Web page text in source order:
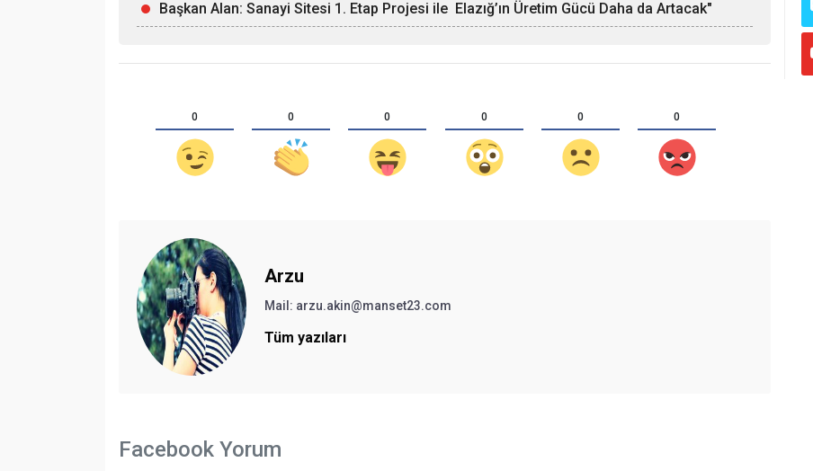
Başkan Alan: Sanayi Sitesi 1. Etap Projesi ile Elazığ’ın Üretim Gücü Daha da Artacak"
0 0 0 0 0 0
Arzu
Mail: arzu.akin@manset23.com
Tüm yazıları
Facebook Yorum